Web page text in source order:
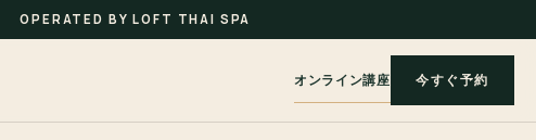
OPERATED BY LOFT THAI SPA
オンライン講座 今すぐ予約